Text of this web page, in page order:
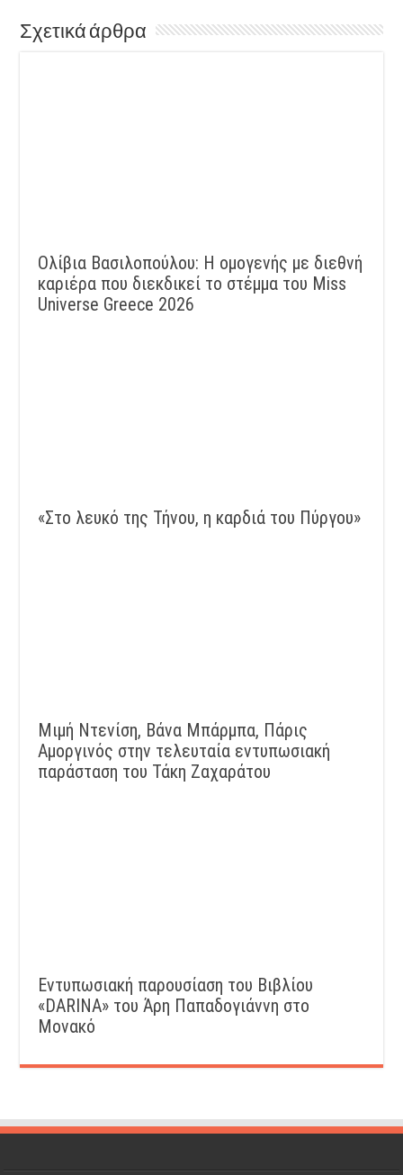
Σχετικά άρθρα
Ολίβια Βασιλοπούλου: Η ομογενής με διεθνή
καριέρα που διεκδικεί το στέμμα του Miss
Universe Greece 2026
«Στο λευκό της Τήνου, η καρδιά του Πύργου»
Μιμή Ντενίση, Βάνα Μπάρμπα, Πάρις
Αμοργινός στην τελευταία εντυπωσιακή
παράσταση του Τάκη Ζαχαράτου
Εντυπωσιακή παρουσίαση του Βιβλίου
«DARINA» του Άρη Παπαδογιάννη στο
Μονακό